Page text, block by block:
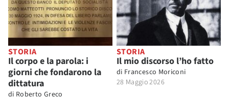
STORIA
Il corpo e la parola: i
giorni che fondarono la
dittatura
di Roberto Greco
STORIA
Il mio discorso l’ho fatto
di Francesco Moriconi
28 Maggio 2026